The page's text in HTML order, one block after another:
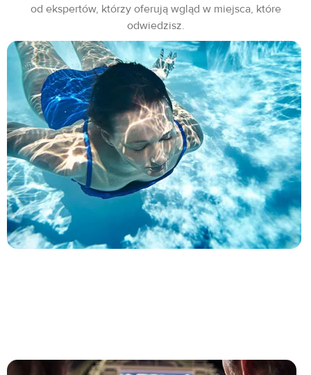
od ekspertów, którzy oferują wgląd w miejsca, które
odwiedzisz.